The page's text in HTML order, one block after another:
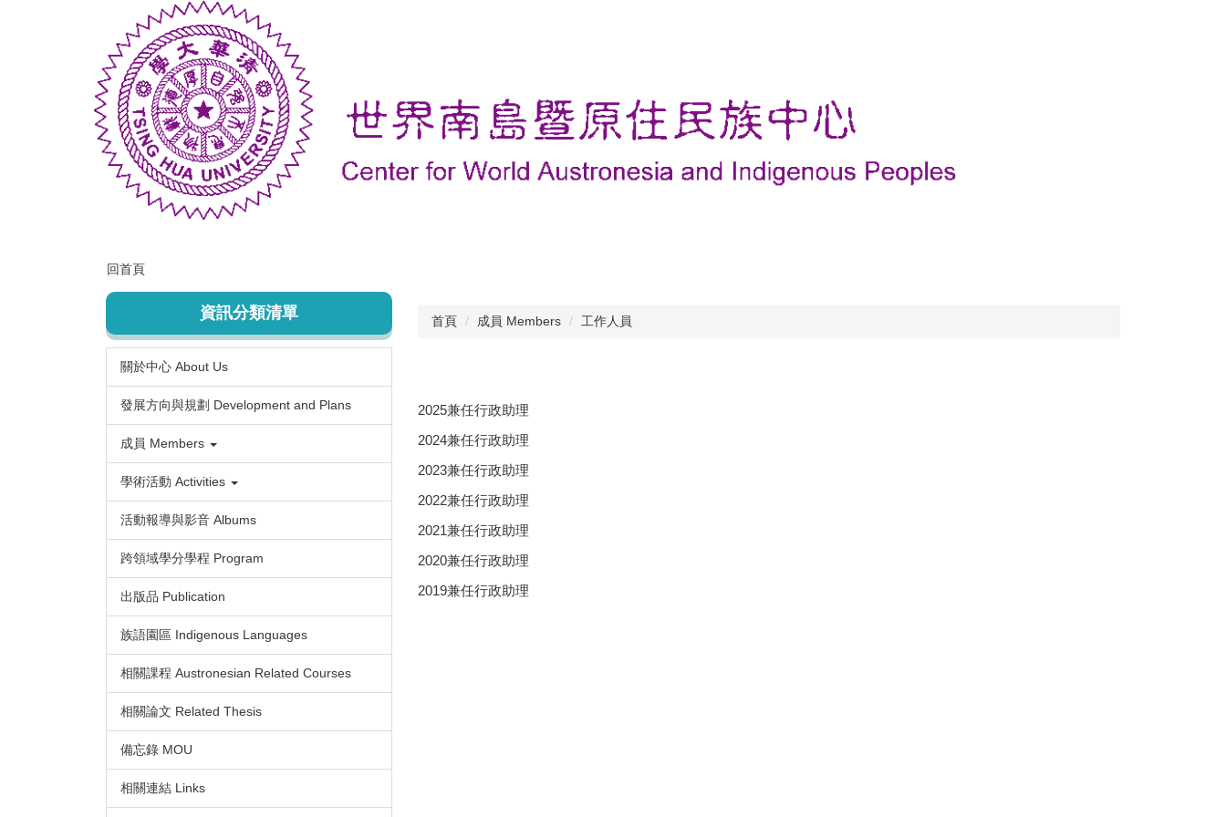
回首頁
資訊分類清單
關於中心 About Us
發展方向與規劃 Development and Plans
成員 Members
學術活動 Activities
活動報導與影音 Albums
跨領域學分學程 Program
出版品 Publication
族語園區 Indigenous Languages
相關課程 Austronesian Related Courses
相關論文 Related Thesis
備忘錄 MOU
相關連結 Links
首頁 成員 Members 工作人員
2025兼任行政助理
2024兼任行政助理
2023兼任行政助理
2022兼任行政助理
2021兼任行政助理
2020兼任行政助理
2019兼任行政助理